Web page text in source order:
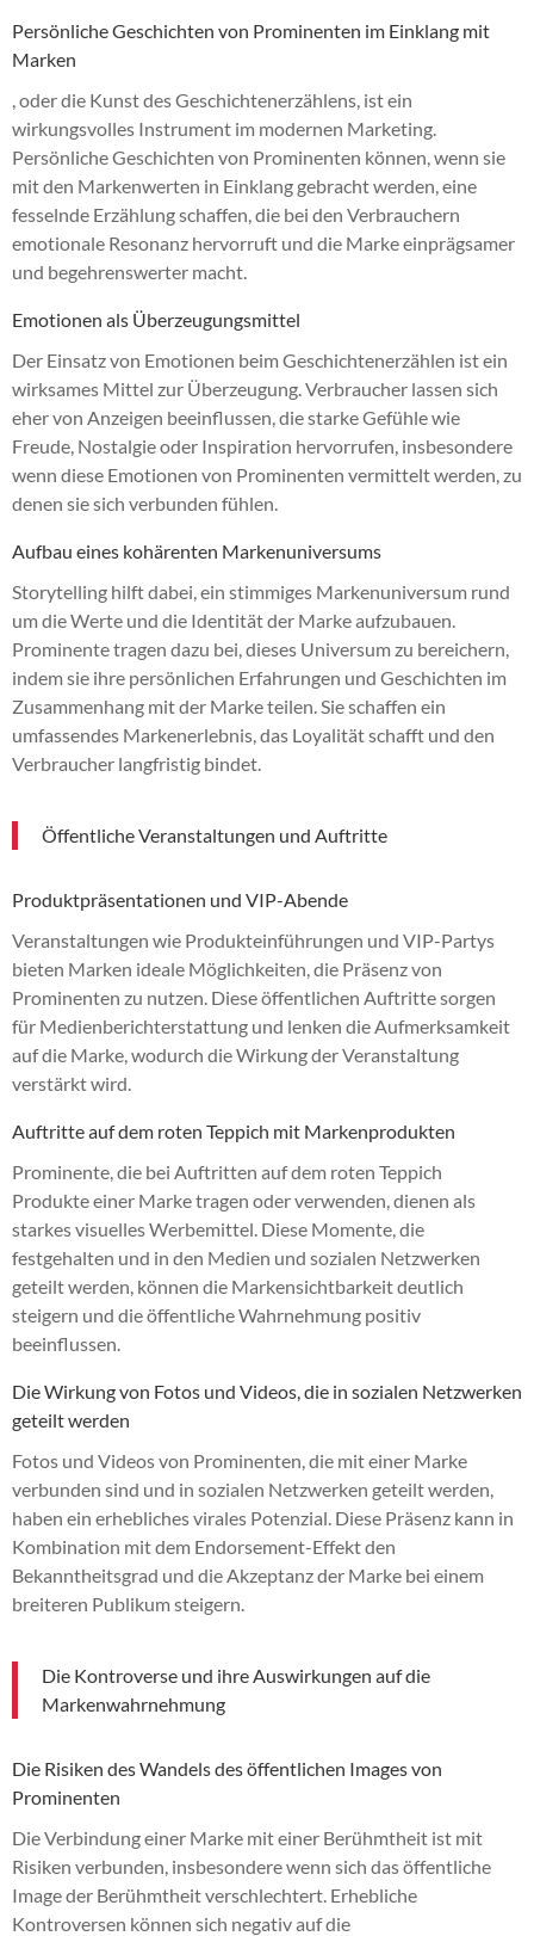
Persönliche Geschichten von Prominenten im Einklang mit
Marken
, oder die Kunst des Geschichtenerzählens, ist ein
wirkungsvolles Instrument im modernen Marketing.
Persönliche Geschichten von Prominenten können, wenn sie
mit den Markenwerten in Einklang gebracht werden, eine
fesselnde Erzählung schaffen, die bei den Verbrauchern
emotionale Resonanz hervorruft und die Marke einprägsamer
und begehrenswerter macht.
Emotionen als Überzeugungsmittel
Der Einsatz von Emotionen beim Geschichtenerzählen ist ein
wirksames Mittel zur Überzeugung. Verbraucher lassen sich
eher von Anzeigen beeinflussen, die starke Gefühle wie
Freude, Nostalgie oder Inspiration hervorrufen, insbesondere
wenn diese Emotionen von Prominenten vermittelt werden, zu
denen sie sich verbunden fühlen.
Aufbau eines kohärenten Markenuniversums
Storytelling hilft dabei, ein stimmiges Markenuniversum rund
um die Werte und die Identität der Marke aufzubauen.
Prominente tragen dazu bei, dieses Universum zu bereichern,
indem sie ihre persönlichen Erfahrungen und Geschichten im
Zusammenhang mit der Marke teilen. Sie schaffen ein
umfassendes Markenerlebnis, das Loyalität schafft und den
Verbraucher langfristig bindet.
Öffentliche Veranstaltungen und Auftritte
Produktpräsentationen und VIP-Abende
Veranstaltungen wie Produkteinführungen und VIP-Partys
bieten Marken ideale Möglichkeiten, die Präsenz von
Prominenten zu nutzen. Diese öffentlichen Auftritte sorgen
für Medienberichterstattung und lenken die Aufmerksamkeit
auf die Marke, wodurch die Wirkung der Veranstaltung
verstärkt wird.
Auftritte auf dem roten Teppich mit Markenprodukten
Prominente, die bei Auftritten auf dem roten Teppich
Produkte einer Marke tragen oder verwenden, dienen als
starkes visuelles Werbemittel. Diese Momente, die
festgehalten und in den Medien und sozialen Netzwerken
geteilt werden, können die Markensichtbarkeit deutlich
steigern und die öffentliche Wahrnehmung positiv
beeinflussen.
Die Wirkung von Fotos und Videos, die in sozialen Netzwerken
geteilt werden
Fotos und Videos von Prominenten, die mit einer Marke
verbunden sind und in sozialen Netzwerken geteilt werden,
haben ein erhebliches virales Potenzial. Diese Präsenz kann in
Kombination mit dem Endorsement-Effekt den
Bekanntheitsgrad und die Akzeptanz der Marke bei einem
breiteren Publikum steigern.
Die Kontroverse und ihre Auswirkungen auf die
Markenwahrnehmung
Die Risiken des Wandels des öffentlichen Images von
Prominenten
Die Verbindung einer Marke mit einer Berühmtheit ist mit
Risiken verbunden, insbesondere wenn sich das öffentliche
Image der Berühmtheit verschlechtert. Erhebliche
Kontroversen können sich negativ auf die